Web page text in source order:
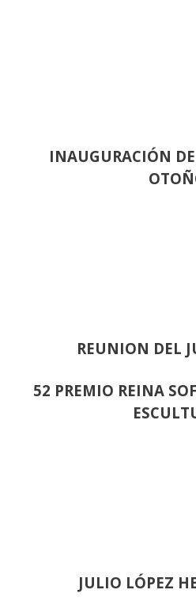
INAUGURACIÓN
REUNION DEL
52 PREMIO REINA
JULIO LÓPEZ